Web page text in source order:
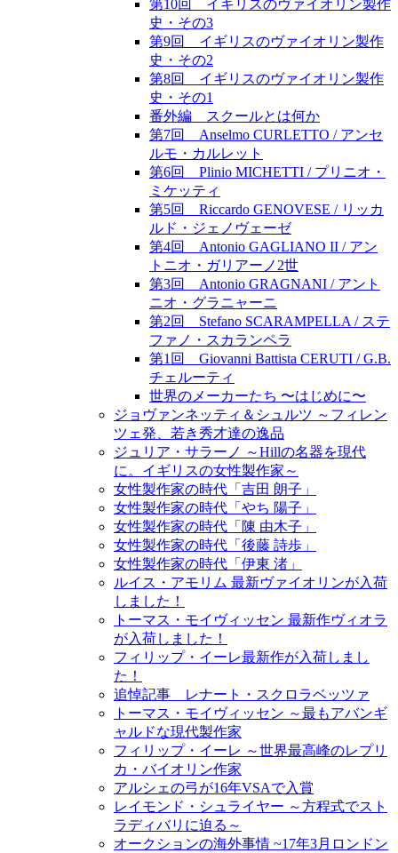
第10回 イギリスのヴァイオリン製作
史・その3
第9回 イギリスのヴァイオリン製作
史・その2
第8回 イギリスのヴァイオリン製作
史・その1
番外編 スクールとは何か
第7回 Anselmo CURLETTO / アンセ
ルモ・カルレット
第6回 Plinio MICHETTI / プリニオ・
ミケッティ
第5回 Riccardo GENOVESE / リッカ
ルド・ジェノヴェーゼ
第4回 Antonio GAGLIANO II / アン
トニオ・ガリアーノ2世
第3回 Antonio GRAGNANI / アント
ニオ・グラニャーニ
第2回 Stefano SCARAMPELLA / ステ
ファノ・スカランペラ
第1回 Giovanni Battista CERUTI / G.B.
チェルーティ
世界のメーカーたち 〜はじめに〜
ジョヴァンネッティ＆シュルツ ～フィレン
ツェ発、若き秀才達の逸品
ジュリア・サラーノ ～Hillの名器を現代
に。イギリスの女性製作家～
女性製作家の時代「吉田 朗子」
女性製作家の時代「やち 陽子」
女性製作家の時代「陳 由木子」
女性製作家の時代「後藤 詩歩」
女性製作家の時代「伊東 渚」
ルイス・アモリム 最新ヴァイオリンが入荷
しました！
トーマス・モイヴィッセン 最新作ヴィオラ
が入荷しました！
フィリップ・イーレ最新作が入荷しまし
た！
追悼記事 レナート・スクロラベッツァ
トーマス・モイヴィッセン ～最もアバンギ
ャルドな現代製作家
フィリップ・イーレ ～世界最高峰のレプリ
カ・バイオリン作家
アルシェの弓が16年VSAで入賞
レイモンド・シュライヤー ～方程式でスト
ラディバリに迫る～
オークションの海外事情 ~17年3月ロンドン